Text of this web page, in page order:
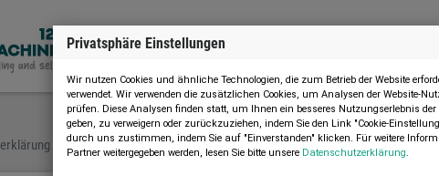
Privatsphäre Einstellungen
Wir nutzen Cookies und ähnliche Technologien, die zum Betrieb der Website
verwendet. Wir verwenden die zusätzlichen Cookies, um Analysen der
prüfen. Diese Analysen finden statt, um Ihnen ein besseres Nutzungserlebnis
geben, zu verweigern oder zurückzuziehen, indem Sie den Link "Cookie-
durch uns zustimmen, indem Sie auf "Einverstanden" klicken. Für weitere
Partner weitergegeben werden, lesen Sie bitte unsere Datenschutzerklärung.